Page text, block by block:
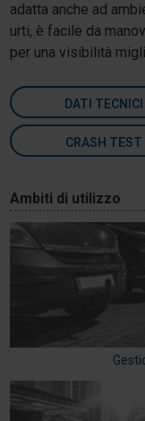
adatta anche ad
urti, è facile da
per una visibilità
DATI TECNICI
CRASH TEST
Ambiti di utilizzo